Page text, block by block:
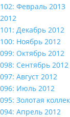
102: Февраль 2013
2012
101: Декабрь 2012
100: Ноябрь 2012
099: Октябрь 2012
098: Сентябрь 2012
097: Август 2012
096: Июль 2012
095: Золотая
094: Апрель 2012